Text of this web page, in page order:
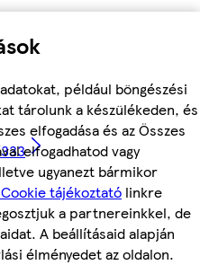
például böngészési
tárolunk a készülékeden, és
elfogadása és az Összes
elfogadhatod vagy
ugyanezt bármikor
tájékoztató linkre
a partnereinkkel, de
A beállításaid alapján
élményedet az oldalon.